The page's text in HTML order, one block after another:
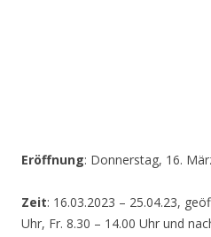
Eröffnung: Donnerstag, 16.
Zeit: 16.03.2023 – 25.04.23,
Uhr, Fr. 8.30 – 14.00 Uhr und